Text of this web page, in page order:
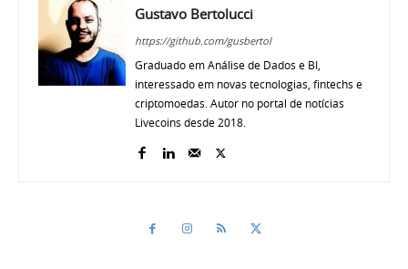
Gustavo Bertolucci
https://github.com/gusbertol
Graduado em Análise de Dados e BI,
interessado em novas tecnologias, fintechs e
criptomoedas. Autor no portal de notícias
Livecoins desde 2018.